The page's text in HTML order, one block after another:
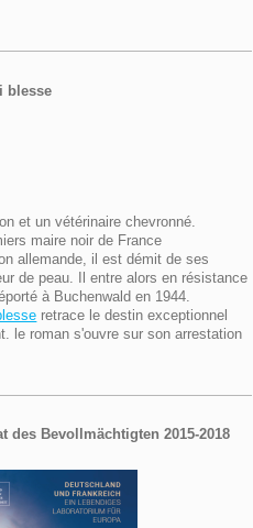
blesse
et un vétérinaire chevronné.
maire noir de France
allemande, il est démit de ses
de peau. Il entre alors en résistance
à Buchenwald en 1944.
retrace le destin exceptionnel
le roman s'ouvre sur son arrestation
des Bevollmächtigten 2015-2018